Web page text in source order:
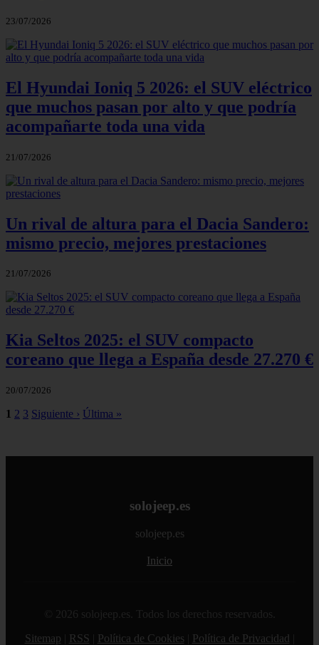
23/07/2026
El Hyundai Ioniq 5 2026: el SUV eléctrico
que muchos pasan por alto y que podría
acompañarte toda una vida
21/07/2026
Un rival de altura para el Dacia Sandero:
mismo precio, mejores prestaciones
21/07/2026
Kia Seltos 2025: el SUV compacto
coreano que llega a España desde 27.270 €
20/07/2026
1 2 3 Siguiente › Última »
solojeep.es
solojeep.es
Inicio
© 2026 solojeep.es. Todos los derechos reservados.
Sitemap
RSS Política de Cookies Política de Privacidad